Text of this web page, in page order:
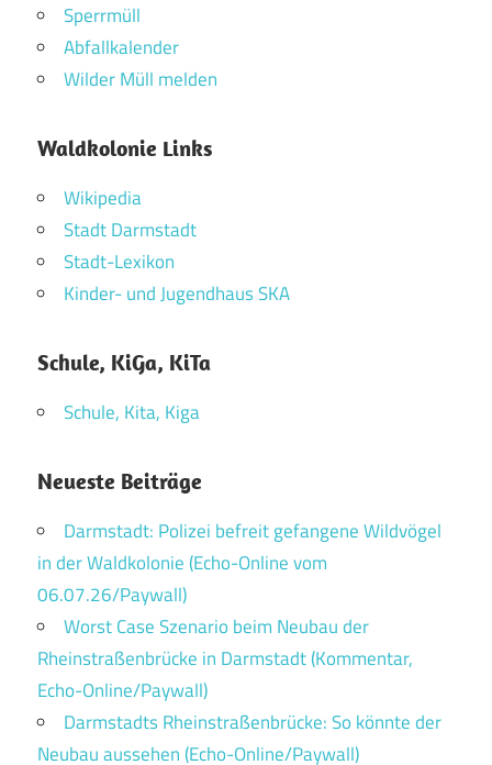
Sperrmüll
Abfallkalender
Wilder Müll melden
Waldkolonie Links
Wikipedia
Stadt Darmstadt
Stadt-Lexikon
Kinder- und Jugendhaus SKA
Schule, KiGa, KiTa
Schule, Kita, Kiga
Neueste Beiträge
Darmstadt: Polizei befreit gefangene Wildvögel
in der Waldkolonie (Echo-Online vom
06.07.26/Paywall)
Worst Case Szenario beim Neubau der
Rheinstraßenbrücke in Darmstadt (Kommentar,
Echo-Online/Paywall)
Darmstadts Rheinstraßenbrücke: So könnte der
Neubau aussehen (Echo-Online/Paywall)